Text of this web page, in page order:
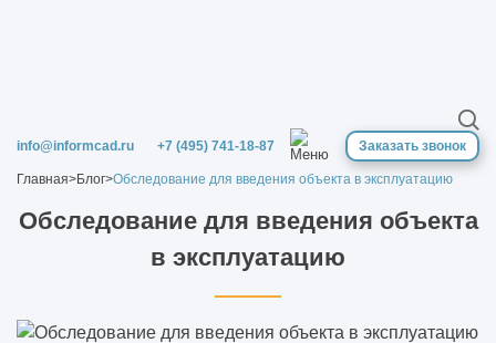
info@informcad.ru +7 (495) 741-18-87 Заказать звонок
Главная>Блог>Обследование для введения объекта в эксплуатацию
Обследование для введения объекта
в эксплуатацию